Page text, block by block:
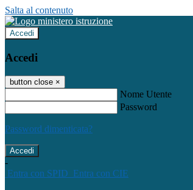
Salta al contenuto
Accedi
Accedi
button close ×
Nome Utente
Password
Password dimenticata?
-
Entra con SPID Entra con CIE